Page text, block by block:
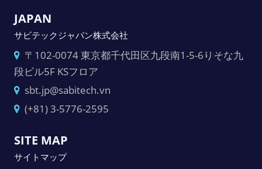
JAPAN
サビテックジャパン株式会社
〒102-0074 東京都千代田区九段南1-5-6りそな九
段ビル5F KSフロア
sbt.jp@sabitech.vn
(+81) 3-5776-2595
SITE MAP
サイトマップ